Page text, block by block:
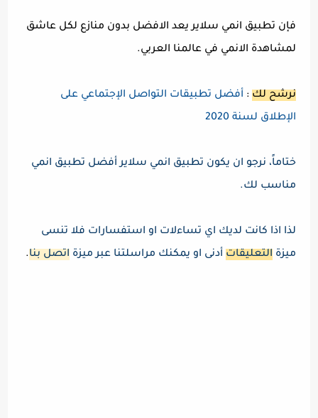
فإن تطبيق انمي سلاير يعد الافضل بدون منازع لكل عاشق
لمشاهدة الانمي في عالمنا العربي.
نرشح لك : أفضل تطبيقات التواصل الإجتماعي على
الإطلاق لسنة 2020
ختاماً، نرجو ان يكون تطبيق انمي سلاير أفضل تطبيق انمي
مناسب لك.
لذا اذا كانت لديك اي تساءلات او استفسارات فلا تنسى
ميزة التعليقات أدنى او يمكنك مراسلتنا عبر ميزة اتصل بنا.